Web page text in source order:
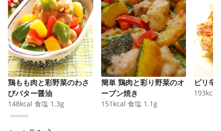
鶏もも肉と彩野菜のわさ
びバター醤油
148kcal 食塩 1.3g
簡単 鶏肉と彩り野菜のオ
ーブン焼き
151 kcal 食塩 1.1 g
ピリ辛
193kcal